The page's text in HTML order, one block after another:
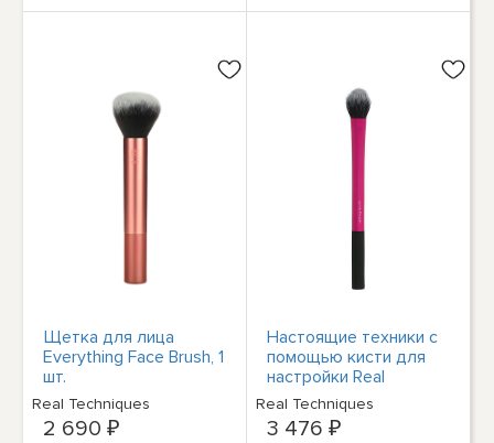
Щетка для лица
Everything Face Brush, 1
шт.
Real Techniques
2 690 ₽
Настоящие техники с
помощью кисти для
настройки Real
Techniques ---
Real Techniques
3 476 ₽